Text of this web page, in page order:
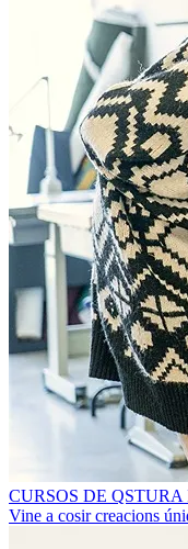
CURSOS DE QSTURA
Vine a cosir creacions